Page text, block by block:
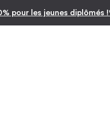
vos achats avec le